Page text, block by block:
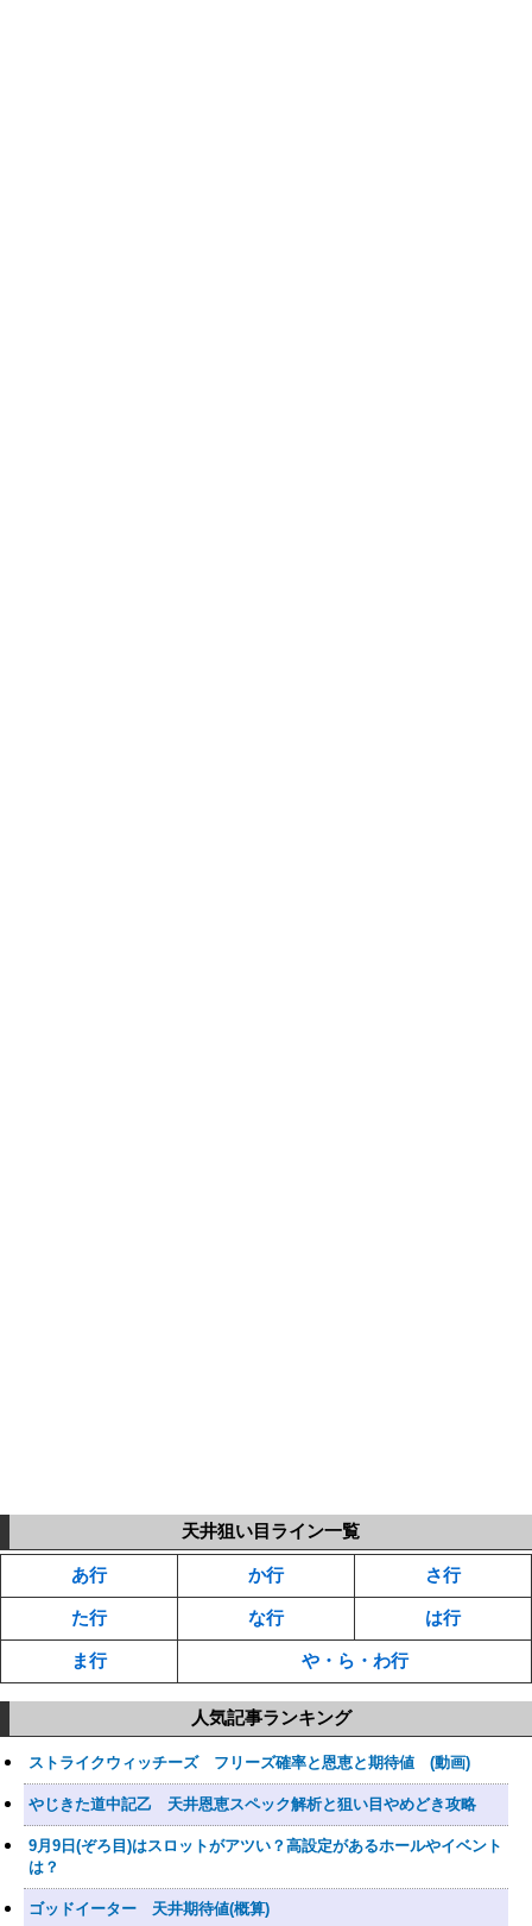
天井狙い目ライン一覧
あ行 か行 さ行
た行 な行 は行
ま行 や・ら・わ行
人気記事ランキング
ストライクウィッチーズ フリーズ確率と恩恵と期待値 (動画)
やじきた道中記乙 天井恩恵スペック解析と狙い目やめどき攻略
9月9日(ぞろ目)はスロットがアツい？高設定があるホールやイベント
は？
ゴッドイーター 天井期待値(概算)